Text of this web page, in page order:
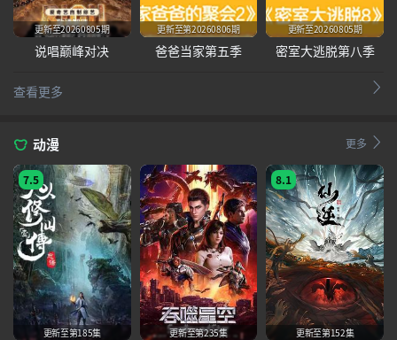
更新至20260805期
说唱巅峰对决
更新至第20260806期
爸爸当家第五季
更新至20260805期
密室大逃脱第八季
查看更多
动漫 更多
7.5
更新至第185集 更新至第235集
8.1
更新至第152集